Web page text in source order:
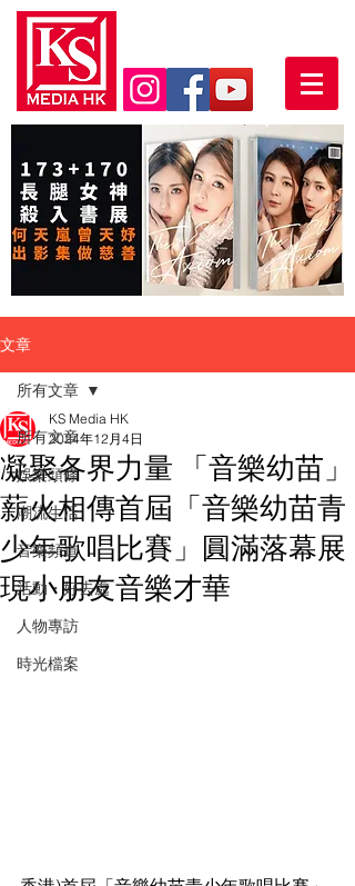
文章
所有文章
娛樂頭條
潮流生活
音樂頻道
活動・好去處
人物專訪
時光檔案
所有文章
凝聚各界力量 「音樂幼苗」
薪火相傳首屆「音樂幼苗青
少年歌唱比賽」圓滿落幕展
現小朋友音樂才華
KS Media HK
2024年12月4日